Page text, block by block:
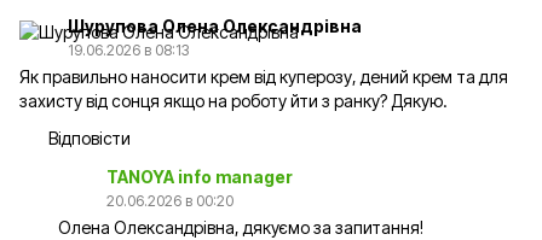
Шурупова Олена Олександрівна
19.06.2026 в 08:13
Як правильно наносити крем від куперозу, дений крем та для
захисту від сонця якщо на роботу йти з ранку? Дякую.
Відповісти
TANOYA info manager
20.06.2026 в 00:20
Олена Олександрівна, дякуємо за запитання!